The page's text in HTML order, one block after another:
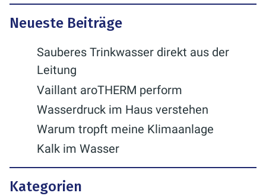
Neueste Beiträge
Sauberes Trinkwasser direkt aus der
Leitung
Vaillant aroTHERM perform
Wasserdruck im Haus verstehen
Warum tropft meine Klimaanlage
Kalk im Wasser
Kategorien